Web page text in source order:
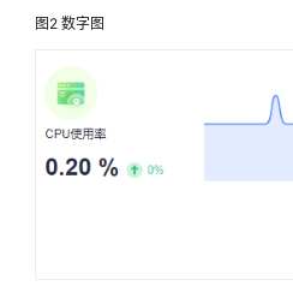
坡
域）
用
指
图2 数字图